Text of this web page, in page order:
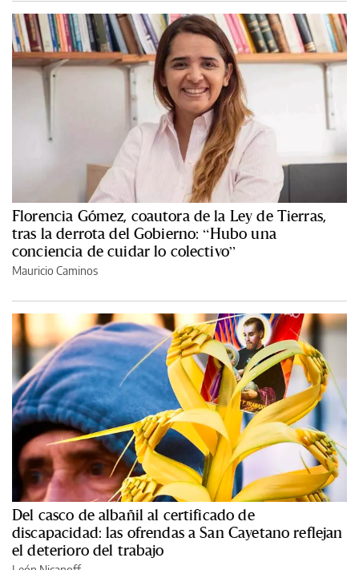
Florencia Gómez, coautora de la Ley de Tierras,
tras la derrota del Gobierno: “Hubo una
conciencia de cuidar lo colectivo”
Mauricio Caminos
Del casco de albañil al certificado de
discapacidad: las ofrendas a San Cayetano reflejan
el deterioro del trabajo